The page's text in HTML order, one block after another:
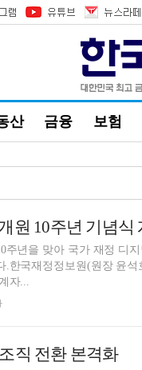
산 금융 보험
주년을 맞아 국가 재정 디
.한국재정정보원(원장 윤
자...
직 전환 본격화